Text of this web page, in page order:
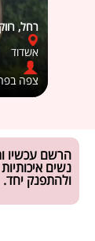
רחל,
אשדוד
צפה
הרשם עכשיו
נשים
ולהתפנק יחד.